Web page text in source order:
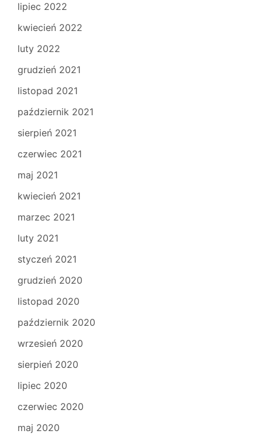
lipiec 2022
kwiecień 2022
luty 2022
grudzień 2021
listopad 2021
październik 2021
sierpień 2021
czerwiec 2021
maj 2021
kwiecień 2021
marzec 2021
luty 2021
styczeń 2021
grudzień 2020
listopad 2020
październik 2020
wrzesień 2020
sierpień 2020
lipiec 2020
czerwiec 2020
maj 2020